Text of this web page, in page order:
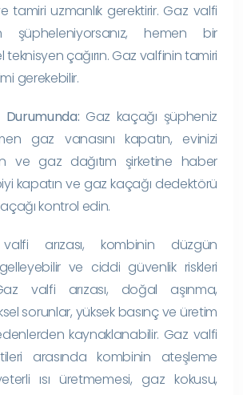
tamiri uzmanlık gerektirir. Gaz valfi
şüpheleniyorsanız, hemen bir
çağırın. Gaz valfinin tamiri
gerekebilir.
Durumunda: Gaz kaçağı şüpheniz
gaz vanasını kapatın, evinizi
ve gaz dağıtım şirketine haber
kapatın ve gaz kaçağı dedektörü
kontrol edin.
arızası, kombinin düzgün
ve ciddi güvenlik riskleri
valfi arızası, doğal aşınma,
sorunlar, yüksek basınç ve üretim
kaynaklanabilir. Gaz valfi
arasında kombinin ateşleme
ısı üretmemesi, gaz kokusu,